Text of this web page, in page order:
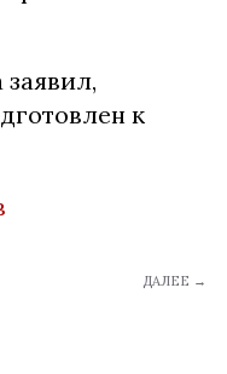
к
ДАЛЕЕ →